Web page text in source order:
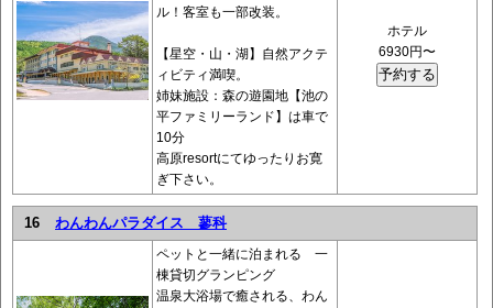
ル！客室も一部改装。
【星空・山・湖】自然アクテ
ィビティ満喫。
姉妹施設：森の遊園地【池の
平ファミリーランド】は車で
10分
高原resortにてゆったりお寛
ぎ下さい。
ホテル
6930円〜
16 わんわんパラダイス 蓼科
ペットと一緒に泊まれる 一
棟貸切グランピング
温泉大浴場で癒される、わん